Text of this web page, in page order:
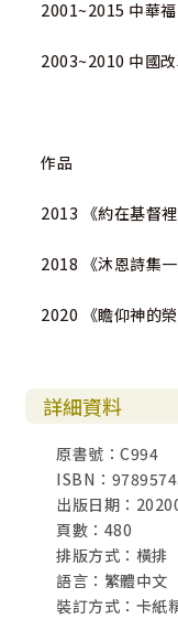
同在和運行」、
資訊而已；知識和
信心操練的過程中
潔的生命，長成耶
基督徒是否經歷
否用信心、誠心、
．得救稱義後，當
基督徒蒙恩得救
是成聖的子民在
本書第一章至第
練敬虔，親近耶
從神，在困苦試
動和引導，我們
2001~2015 中華
2003~2010 中國
作品
2013 《約在基督
2018 《沐恩詩集
2020 《瞻仰神的
詳細資料
原書號：C994
ISBN：
出版日期：
頁數：480
排版方式：橫排
語言：繁體中文
裝訂方式：卡紙